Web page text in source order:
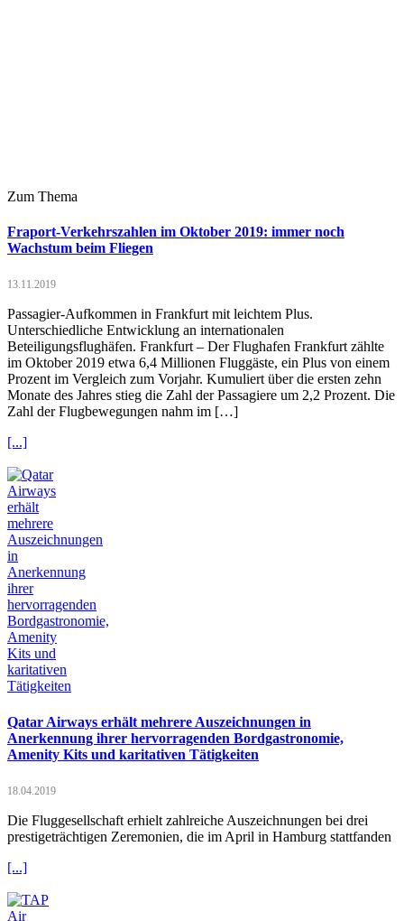
Zum Thema
Fraport-Verkehrszahlen im Oktober 2019: immer noch
Wachstum beim Fliegen
13.11.2019
Passagier-Aufkommen in Frankfurt mit leichtem Plus.
Unterschiedliche Entwicklung an internationalen
Beteiligungsflughäfen. Frankfurt – Der Flughafen Frankfurt zählte
im Oktober 2019 etwa 6,4 Millionen Fluggäste, ein Plus von einem
Prozent im Vergleich zum Vorjahr. Kumuliert über die ersten zehn
Monate des Jahres stieg die Zahl der Passagiere um 2,2 Prozent. Die
Zahl der Flugbewegungen nahm im […]
[...]
Qatar Airways erhält mehrere Auszeichnungen in
Anerkennung ihrer hervorragenden Bordgastronomie,
Amenity Kits und karitativen Tätigkeiten
18.04.2019
Die Fluggesellschaft erhielt zahlreiche Auszeichnungen bei drei
prestigeträchtigen Zeremonien, die im April in Hamburg stattfanden
[...]